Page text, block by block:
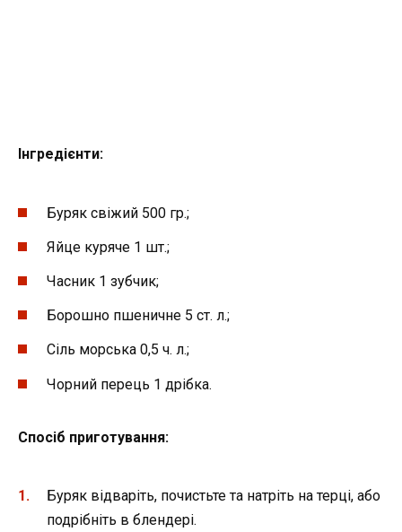
Інгредієнти:
Буряк свіжий 500 гр.;
Яйце куряче 1 шт.;
Часник 1 зубчик;
Борошно пшеничне 5 ст. л.;
Сіль морська 0,5 ч. л.;
Чорний перець 1 дрібка.
Спосіб приготування:
Буряк відваріть, почистьте та натріть на терці, або
подрібніть в блендері.